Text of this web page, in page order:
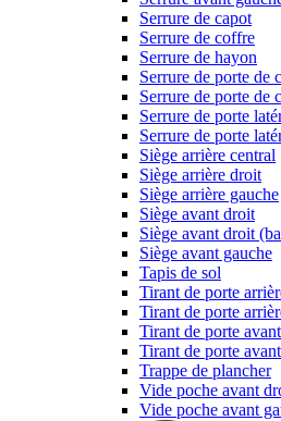
Serrure de capot
Serrure de coffre
Serrure de hayon
Serrure de porte de
Serrure de porte de
Serrure de porte
Serrure de porte
Siège arrière central
Siège arrière droit
Siège arrière gauche
Siège avant droit
Siège avant droit
Siège avant gauche
Tapis de sol
Tirant de porte
Tirant de porte
Tirant de porte
Tirant de porte
Trappe de plancher
Vide poche avant
Vide poche avant